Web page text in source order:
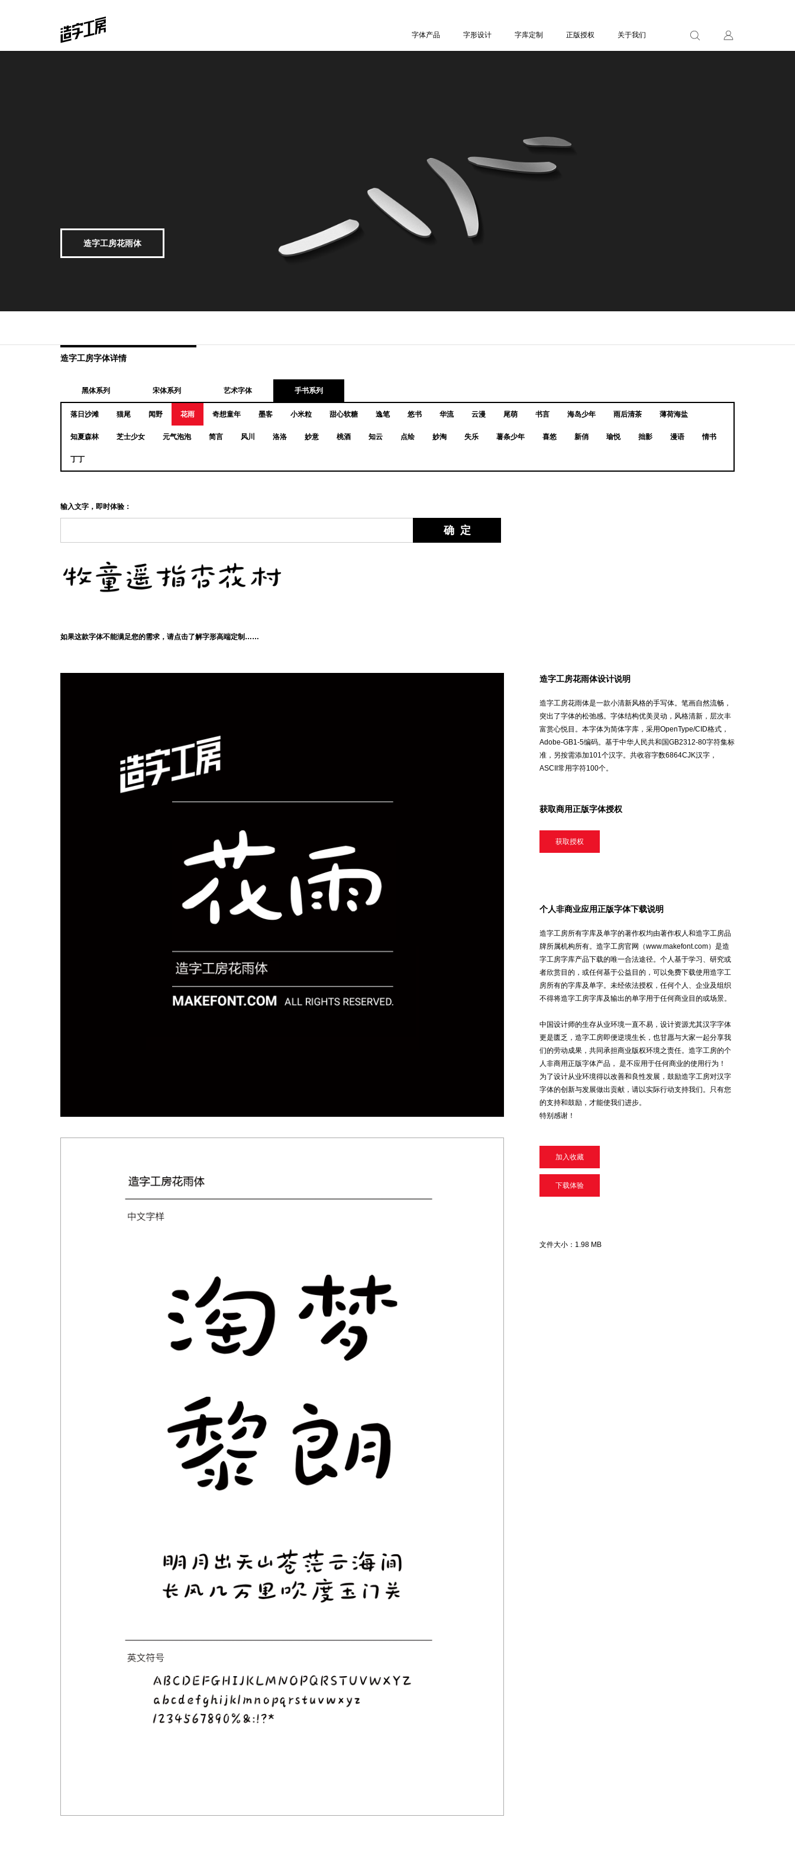
字体产品 字形设计 字库定制 正版授权 关于我们
字体产品 字形设计 字库定制 正版授权 关于我们
造字工房花雨体
造字工房字体详情
黑体系列 宋体系列 艺术字体 手书系列
落日沙滩 猫尾 闻野 花雨 奇想童年 墨客 小米粒 甜心软糖 逸笔 悠书 华流 云漫 尾萌 书言 海岛少年 雨后清茶 薄荷海盐
知夏森林 芝士少女 元气泡泡 简言 风川 洛洛 妙意 桃酒 知云 点绘 妙淘 失乐 薯条少年 喜悠 新俏 瑜悦 拙影 漫语 情书
丁丁
输入文字，即时体验：
如果这款字体不能满足您的需求，请点击了解字形高端定制……
造字工房花雨体设计说明
造字工房花雨体是一款小清新风格的手写体。笔画自然流畅，
突出了字体的松弛感。字体结构优美灵动，风格清新，层次丰
富赏心悦目。本字体为简体字库，采用OpenType/CID格式，
Adobe-GB1-5编码。基于中华人民共和国GB2312-80字符集标
准，另按需添加101个汉字。共收容字数6864CJK汉字，
ASCII常用字符100个。
获取商用正版字体授权
获取授权
个人非商业应用正版字体下载说明
造字工房所有字库及单字的著作权均由著作权人和造字工房品
牌所属机构所有。造字工房官网（www.makefont.com）是造
字工房字库产品下载的唯一合法途径。个人基于学习、研究或
者欣赏目的，或任何基于公益目的，可以免费下载使用造字工
房所有的字库及单字。未经依法授权，任何个人、企业及组织
不得将造字工房字库及输出的单字用于任何商业目的或场景。
中国设计师的生存从业环境一直不易，设计资源尤其汉字字体
更是匮乏，造字工房即便逆境生长，也甘愿与大家一起分享我
们的劳动成果，共同承担商业版权环境之责任。造字工房的个
人非商用正版字体产品， 是不应用于任何商业的使用行为！
为了设计从业环境得以改善和良性发展，鼓励造字工房对汉字
字体的创新与发展做出贡献，请以实际行动支持我们。只有您
的支持和鼓励，才能使我们进步。
特别感谢！
加入收藏
下载体验
文件大小： 1.98 MB